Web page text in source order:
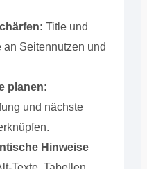
Title und
an Seitennutzen und
planen:
und nächste
Hinweise